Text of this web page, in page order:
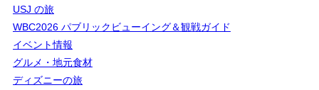
USJ の旅
WBC2026 パブリックビューイング＆観戦ガイド
イベント情報
グルメ・地元食材
ディズニーの旅